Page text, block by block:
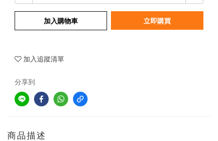
加入購物車 立即購買
加入追蹤清單
分享到
商品描述